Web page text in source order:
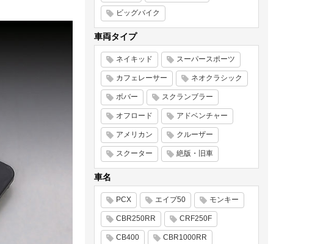
ビッグバイク
車両タイプ
ネイキッド スーパースポーツ
カフェレーサー ネオクラシック
ボバー スクランブラー
オフロード アドベンチャー
アメリカン クルーザー
スクーター 絶版・旧車
車名
PCX エイプ50 モンキー
CBR250RR CRF250F
CB400 CBR1000RR